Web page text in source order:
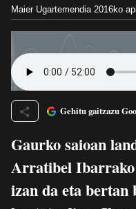
Maier Ugartemendia 2016ko
Gehitu gaitzazu
Gaurko saioan
Arratibel Ibarrako
izan da eta bertan